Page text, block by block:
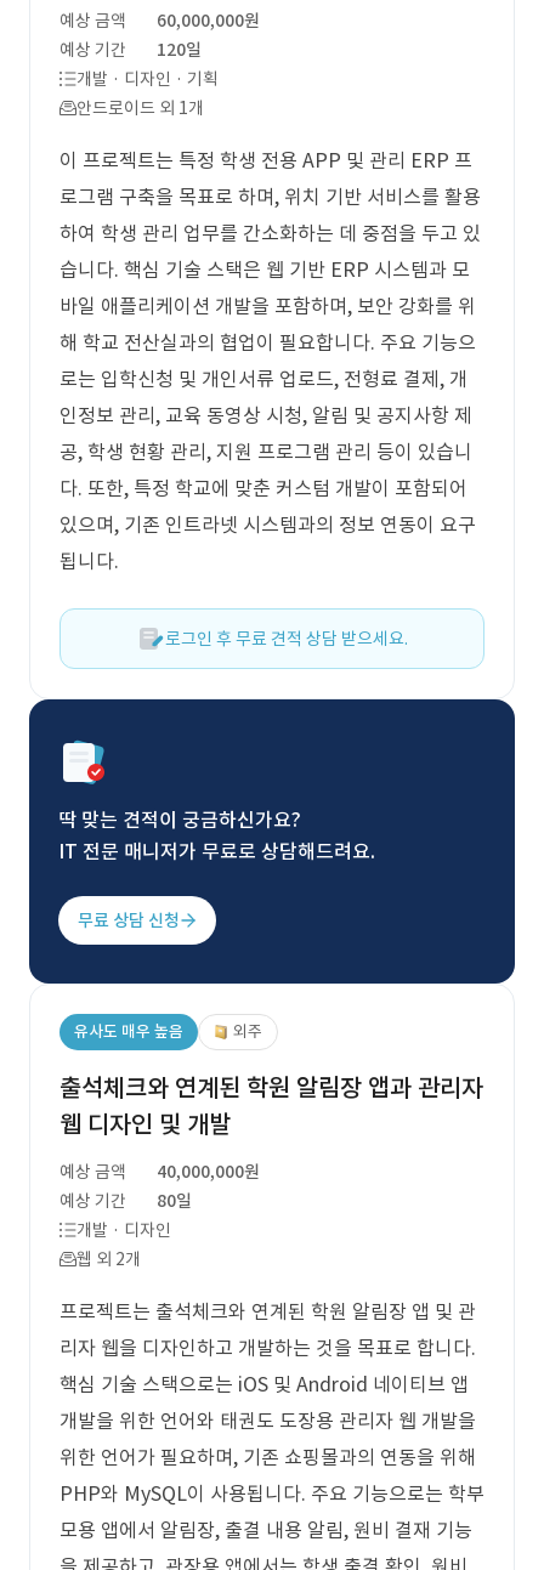
예상 금액
60,000,000원
예상 기간
120일
개발 · 디자인 · 기획
안드로이드 외 1개
이 프로젝트는 특정 학생 전용 APP 및 관리 ERP 프
로그램 구축을 목표로 하며, 위치 기반 서비스를 활용
하여 학생 관리 업무를 간소화하는 데 중점을 두고 있
습니다. 핵심 기술 스택은 웹 기반 ERP 시스템과 모
바일 애플리케이션 개발을 포함하며, 보안 강화를 위
해 학교 전산실과의 협업이 필요합니다. 주요 기능으
로는 입학신청 및 개인서류 업로드, 전형료 결제, 개
인정보 관리, 교육 동영상 시청, 알림 및 공지사항 제
공, 학생 현황 관리, 지원 프로그램 관리 등이 있습니
다. 또한, 특정 학교에 맞춘 커스텀 개발이 포함되어
있으며, 기존 인트라넷 시스템과의 정보 연동이 요구
됩니다.
로그인 후 무료 견적 상담 받으세요.
딱 맞는 견적이 궁금하신가요?
IT 전문 매니저가 무료로 상담해드려요.
무료 상담 신청
유사도 매우 높음 외주
출석체크와 연계된 학원 알림장 앱과 관리자
웹 디자인 및 개발
예상 금액
40,000,000원
예상 기간
80일
개발 · 디자인
웹 외 2개
프로젝트는 출석체크와 연계된 학원 알림장 앱 및 관
리자 웹을 디자인하고 개발하는 것을 목표로 합니다.
핵심 기술 스택으로는 iOS 및 Android 네이티브 앱
개발을 위한 언어와 태권도 도장용 관리자 웹 개발을
위한 언어가 필요하며, 기존 쇼핑몰과의 연동을 위해
PHP와 MySQL이 사용됩니다. 주요 기능으로는 학부
모용 앱에서 알림장, 출결 내용 알림, 원비 결재 기능